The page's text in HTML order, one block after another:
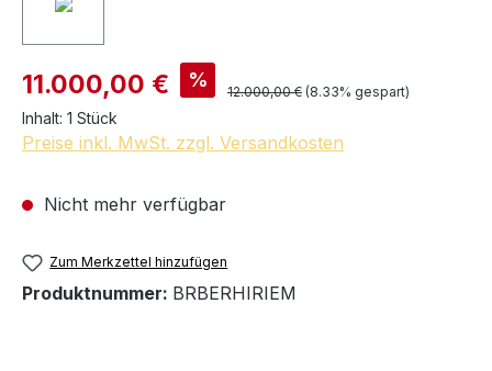
11.000,00 € %
12.000,00 € (8.33% gespart)
Inhalt: 1 Stück
Preise inkl. MwSt. zzgl. Versandkosten
Nicht mehr verfügbar
Zum Merkzettel hinzufügen
Produktnummer: BRBERHIRIEM